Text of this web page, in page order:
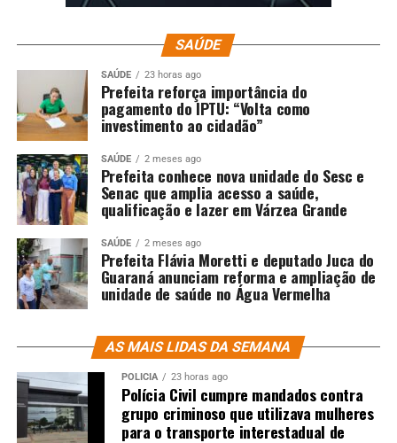
SAÚDE
SAÚDE 23 horas ago
Prefeita reforça importância do
pagamento do IPTU: “Volta como
investimento ao cidadão”
SAÚDE 2 meses ago
Prefeita conhece nova unidade do Sesc e
Senac que amplia acesso a saúde,
qualificação e lazer em Várzea Grande
SAÚDE 2 meses ago
Prefeita Flávia Moretti e deputado Juca do
Guaraná anunciam reforma e ampliação de
unidade de saúde no Água Vermelha
AS MAIS LIDAS DA SEMANA
POLÍCIA 23 horas ago
Polícia Civil cumpre mandados contra
grupo criminoso que utilizava mulheres
para o transporte interestadual de